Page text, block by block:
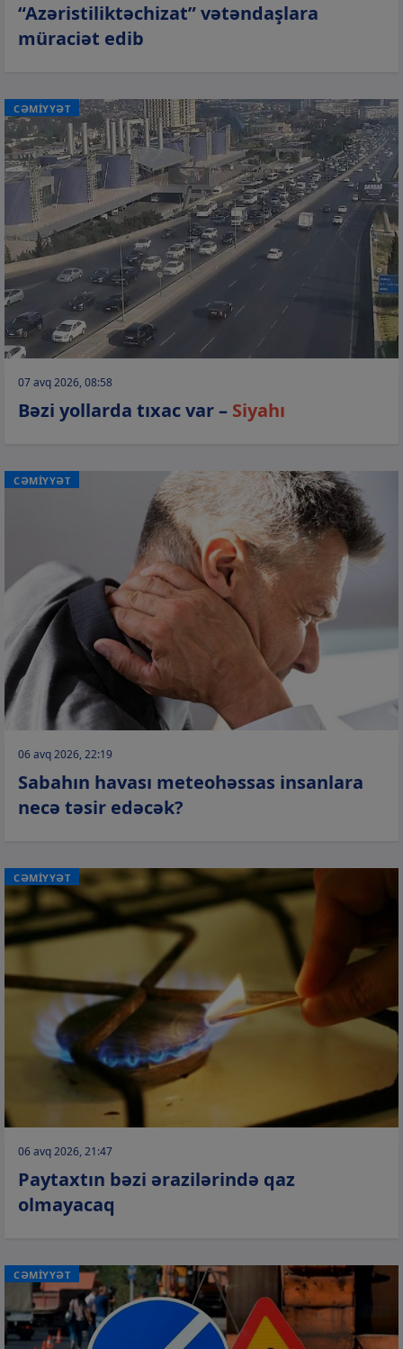
“Azəristiliktəchizat” vətəndaşlara
müraciət edib
CƏMİYYƏT
07 avq 2026, 08:58
Bəzi yollarda tıxac var – Siyahı
CƏMİYYƏT
06 avq 2026, 22:19
Sabahın havası meteohəssas insanlara
necə təsir edəcək?
CƏMİYYƏT
06 avq 2026, 21:47
Paytaxtın bəzi ərazilərində qaz
olmayacaq
CƏMİYYƏT